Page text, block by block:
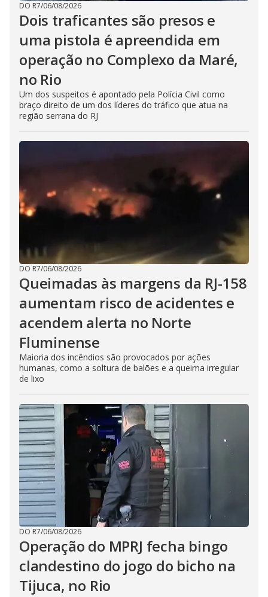
DO R7/06/08/2026
Dois traficantes são presos e
uma pistola é apreendida em
operação no Complexo da Maré,
no Rio
Um dos suspeitos é apontado pela Polícia Civil como
braço direito de um dos líderes do tráfico que atua na
região serrana do RJ
DO R7/06/08/2026
Queimadas às margens da RJ-158
aumentam risco de acidentes e
acendem alerta no Norte
Fluminense
Maioria dos incêndios são provocados por ações
humanas, como a soltura de balões e a queima irregular
de lixo
DO R7/06/08/2026
Operação do MPRJ fecha bingo
clandestino do jogo do bicho na
Tijuca, no Rio